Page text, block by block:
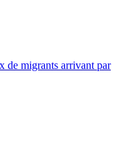
de migrants arrivant par